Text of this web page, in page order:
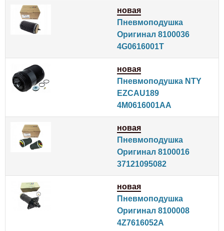
новая
Пневмоподушка
Оригинал 8100036
4G0616001T
новая
Пневмоподушка NTY
EZCAU189
4M0616001AA
новая
Пневмоподушка
Оригинал 8100016
37121095082
новая
Пневмоподушка
Оригинал 8100008
4Z7616052A